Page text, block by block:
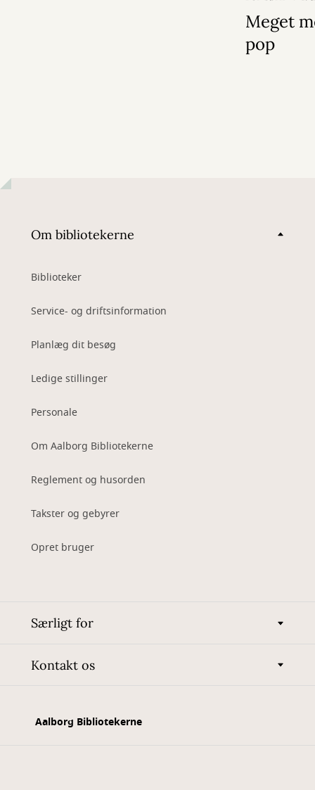
Meget
pop
Om bibliotekerne
Biblioteker
Service- og driftsinformation
Planlæg dit besøg
Ledige stillinger
Personale
Om Aalborg Bibliotekerne
Reglement og husorden
Takster og gebyrer
Opret bruger
Særligt for
Kontakt os
Aalborg Bibliotekerne